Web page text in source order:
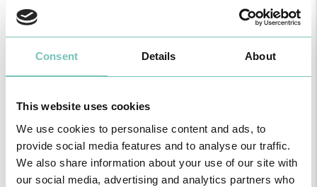
Consent Details About
This website uses cookies
We use cookies to personalise content and ads, to
provide social media features and to analyse our traffic.
We also share information about your use of our site with
our social media, advertising and analytics partners who
cuidados de saúde na Região Autónoma da Madeira”,
A administração do HPM destacou, ainda, a vontade de “crescer
a equipa médica do Hospital Particular da Madeira, assim como a
administração do Club Sport Marítimo.
Recorde-se que o Club Sport Marítimo é considerado o maior clube
da Região Autónoma da Madeira, integrando uma vasta diversidade